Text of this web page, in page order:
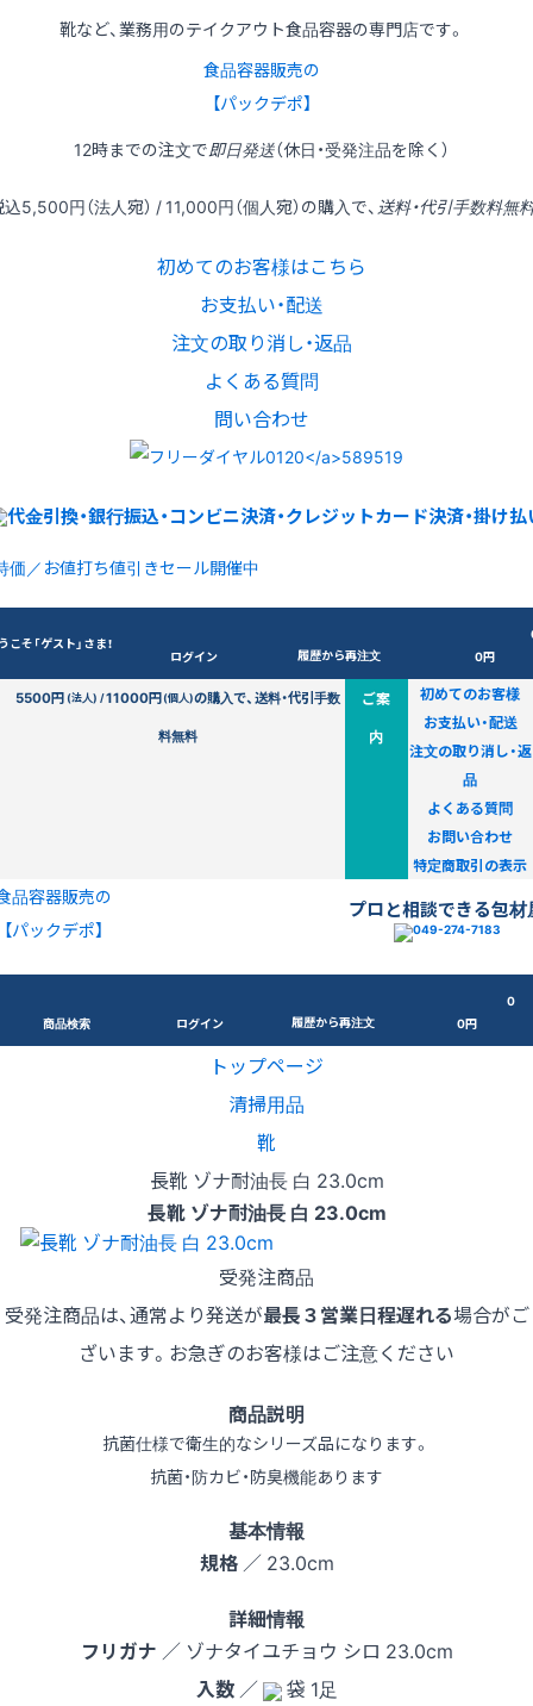
靴など、業務用のテイクアウト食品容器の専門店です。
食品容器販売の
【パックデポ】
12時までの注文で即日発送（休日・受発注品を除く）
込5,500円（法人宛） / 11,000円（個人宛）の購入で、 送料・代引手数料無
初めてのお客様はこちら
お支払い・配送
注文の取り消し・返品
よくある質問
問い合わせ
価／お値打ち値引きセール開催中
こそ「ゲスト」さま！
ログイン 履歴から再注文
0円
5500円(法人) /11000円(個人)の購入で、送料・代引手数
料無料
ご案
内
初めてのお客様
お支払い・配送
注文の取り消し・返
品
よくある質問
お問い合わせ
特定商取引の表示
品容器販売の
【パックデポ】
プロと相談できる包材
商品検索 ログイン 履歴から再注文
0
0円
トップページ
清掃用品
靴
長靴 ゾナ耐油長 白 23.0cm
長靴 ゾナ耐油長 白 23.0cm
受発注商品
受発注商品は、通常より発送が最長３営業日程遅れる場合がご
ざいます。お急ぎのお客様はご注意ください
商品説明
抗菌仕様で衛生的なシリーズ品になります。
抗菌・防カビ・防臭機能あります
基本情報
規格／ 23.0cm
詳細情報
フリガナ ／ ゾナタイユチョウ シロ 23.0cm
入数／ 袋 1足